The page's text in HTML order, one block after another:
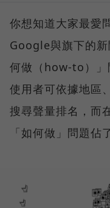
你想知道大家最愛
Google與旗下的
何做（how-to）」
使用者可依據地區
搜尋聲量排名，而
「如何做」問題佔